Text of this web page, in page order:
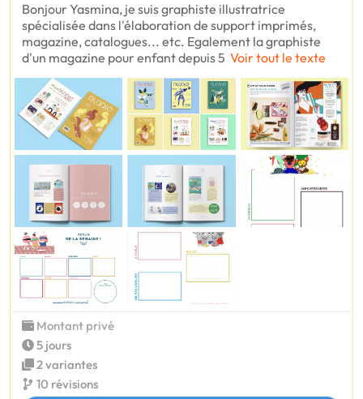
Bonjour Yasmina, je suis graphiste illustratrice
spécialisée dans l'élaboration de support imprimés,
magazine, catalogues... etc. Egalement la graphiste
d'un magazine pour enfant depuis 5 Voir tout le texte
Montant privé
5 jours
2 variantes
10 révisions